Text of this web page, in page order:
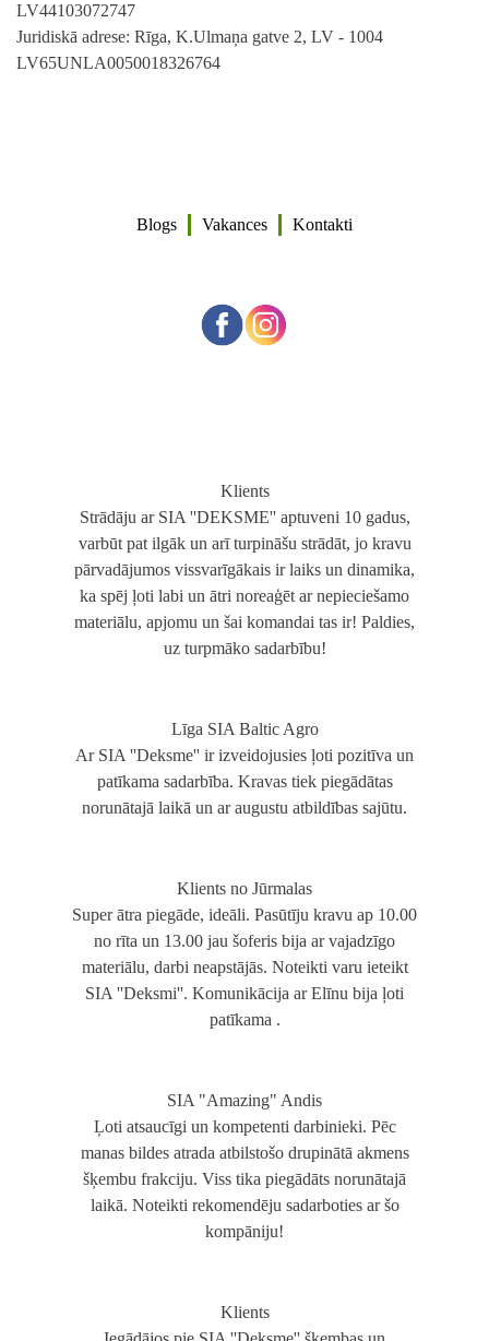
LV44103072747
Juridiskā adrese: Rīga, K.Ulmaņa gatve 2, LV - 1004
LV65UNLA0050018326764
Blogs Vakances Kontakti
Klients
Strādāju ar SIA ''DEKSME'' aptuveni 10 gadus,
varbūt pat ilgāk un arī turpināšu strādāt, jo kravu
pārvadājumos vissvarīgākais ir laiks un dinamika,
ka spēj ļoti labi un ātri noreaģēt ar nepieciešamo
materiālu, apjomu un šai komandai tas ir! Paldies,
uz turpmāko sadarbību!
Līga SIA Baltic Agro
Ar SIA ''Deksme'' ir izveidojusies ļoti pozitīva un
patīkama sadarbība. Kravas tiek piegādātas
norunātajā laikā un ar augustu atbildības sajūtu.
Klients no Jūrmalas
Super ātra piegāde, ideāli. Pasūtīju kravu ap 10.00
no rīta un 13.00 jau šoferis bija ar vajadzīgo
materiālu, darbi neapstājās. Noteikti varu ieteikt
SIA ''Deksmi''. Komunikācija ar Elīnu bija ļoti
patīkama .
SIA "Amazing" Andis
Ļoti atsaucīgi un kompetenti darbinieki. Pēc
manas bildes atrada atbilstošo drupinātā akmens
šķembu frakciju. Viss tika piegādāts norunātajā
laikā. Noteikti rekomendēju sadarboties ar šo
kompāniju!
Klients